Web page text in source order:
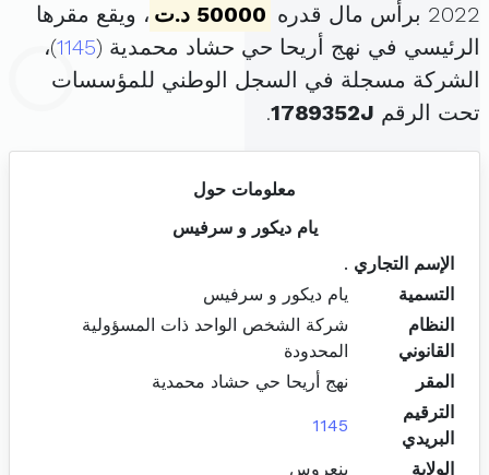
2022 برأس مال قدره
50000 د.ت
، ويقع مقرها
الرئيسي في نهج أريحا حي حشاد محمدية (1145)،
الشركة مسجلة في السجل الوطني للمؤسسات
تحت الرقم 1789352J
.
معلومات حول
يام ديكور و سرفيس
الإسم التجاري .
التسمية
يام ديكور و سرفيس
النظام
القانوني
شركة الشخص الواحد ذات المسؤولية
المحدودة
المقر
نهج أريحا حي حشاد محمدية
الترقيم
البريدي
1145
الولاية بنعروس